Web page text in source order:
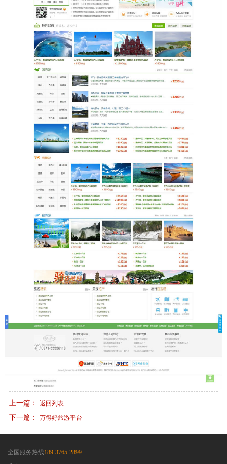
上一篇： 返回列表
下一篇： 万得好旅游平台
全国服务热线189-3765-2899